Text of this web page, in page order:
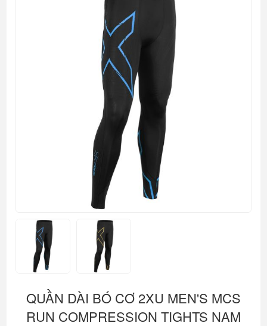
QUẦN DÀI BÓ CƠ 2XU MEN'S MCS
RUN COMPRESSION TIGHTS NAM